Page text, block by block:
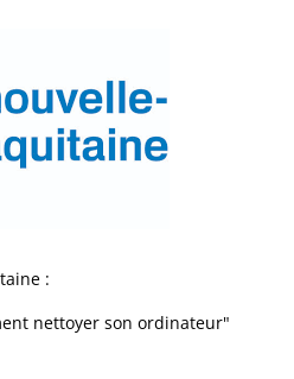
:
nettoyer son ordinateur"